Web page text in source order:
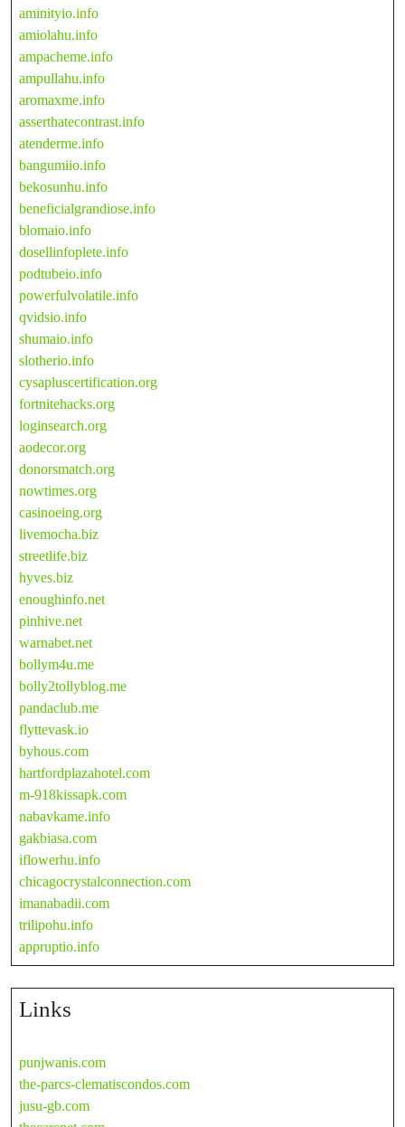
aminityio.info
amiolahu.info
ampacheme.info
ampullahu.info
aromaxme.info
asserthatecontrast.info
atenderme.info
bangumiio.info
bekosunhu.info
beneficialgrandiose.info
blomaio.info
dosellinfoplete.info
podtubeio.info
powerfulvolatile.info
qvidsio.info
shumaio.info
slotherio.info
cysapluscertification.org
fortnitehacks.org
loginsearch.org
aodecor.org
donorsmatch.org
nowtimes.org
casinoeing.org
livemocha.biz
streetlife.biz
hyves.biz
enoughinfo.net
pinhive.net
warnabet.net
bollym4u.me
bolly2tollyblog.me
pandaclub.me
flyttevask.io
byhous.com
hartfordplazahotel.com
m-918kissapk.com
nabavkame.info
gakbiasa.com
iflowerhu.info
chicagocrystalconnection.com
imanabadii.com
trilipohu.info
appruptio.info
Links
punjwanis.com
the-parcs-clematiscondos.com
jusu-gb.com